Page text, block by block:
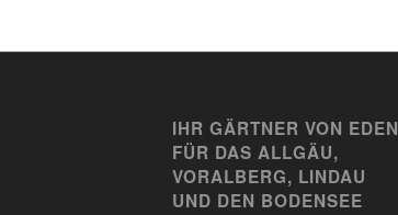
IHR GÄRTNER VON EDEN
FÜR DAS ALLGÄU,
VORALBERG, LINDAU
UND DEN BODENSEE